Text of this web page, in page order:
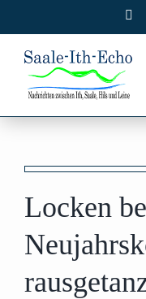
Inhalt
springen
Locken